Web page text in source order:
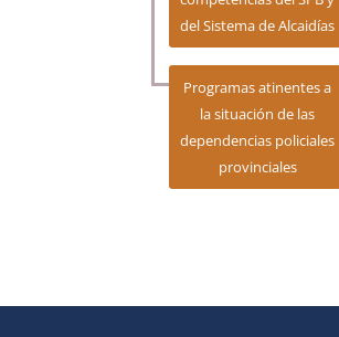
del Sistema de Alcaidías
Programas atinentes a
la situación de las
dependencias policiales
provinciales